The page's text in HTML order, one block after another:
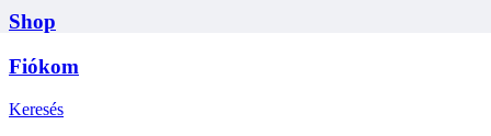
Shop
Fiókom
Keresés